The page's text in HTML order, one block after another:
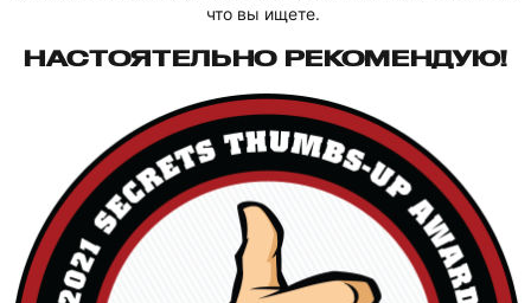
что вы ищете.
НАСТОЯТЕЛЬНО РЕКОМЕНДУЮ!